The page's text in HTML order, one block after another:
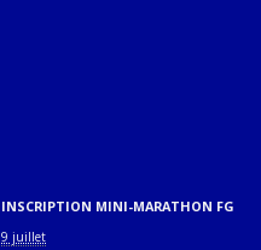
INSCRIPTION MINI-MARATHON FG
9 juillet